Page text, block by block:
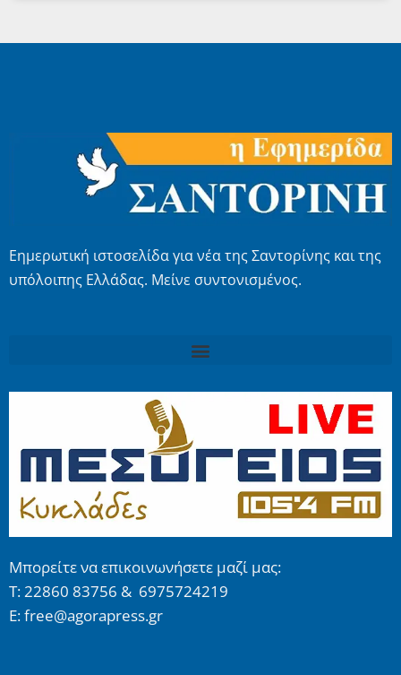
Εημερωτική ιστοσελίδα για νέα της Σαντορίνης και της
υπόλοιπης Ελλάδας. Μείνε συντονισμένος.
Μπορείτε να επικοινωνήσετε μαζί μας:
Τ: 22860 83756 & 6975724219
E: free@agorapress.gr